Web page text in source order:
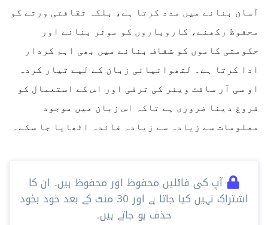
آسان بنانے میں مدد کرتا ہے، بلکہ ثقافتی ورثے کو
محفوظ رکھنے، کاروباروں کو موثر بنانے اور
حکومتی کاموں کو شفاف بنانے میں بھی اہم کردار
ادا کرتا ہے۔ لتھوانیائی زبان کے لیے تیار کردہ
او سی آر سافٹ ویئر کی ترقی اور اس کے استعمال کو
فروغ دینا ضروری ہے تاکہ اس زبان میں موجود
معلومات سے زیادہ سے زیادہ فائدہ اٹھایا جا سکے۔
آپ کی فائلیں محفوظ اور محفوظ ہیں۔ ان کا
اشتراک نہیں کیا جاتا ہے اور 30 ​​منٹ کے بعد خود بخود
حذف ہو جاتے ہیں۔